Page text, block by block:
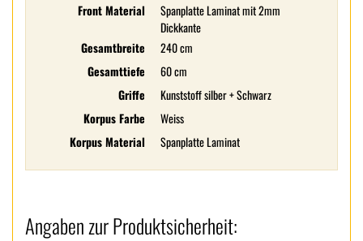
Front Material
Spanplatte Laminat mit 2mm
Dickkante
Gesamtbreite
240 cm
Gesamttiefe
60 cm
Griffe
Kunststoff silber + Schwarz
Korpus Farbe
Weiss
Korpus Material
Spanplatte Laminat
Angaben zur Produktsicherheit: